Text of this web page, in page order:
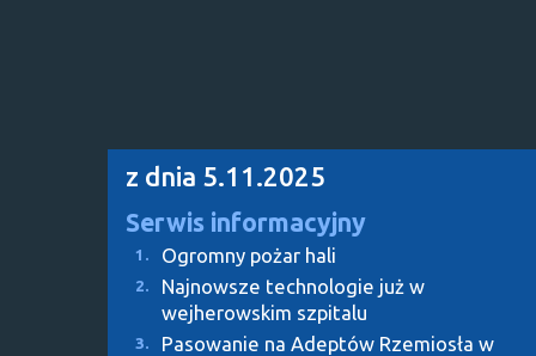
z dnia 5.11.2025
Serwis informacyjny
1. Ogromny pożar hali
2.
Najnowsze technologie już w
wejherowskim szpitalu
3.
Pasowanie na Adeptów Rzemiosła w